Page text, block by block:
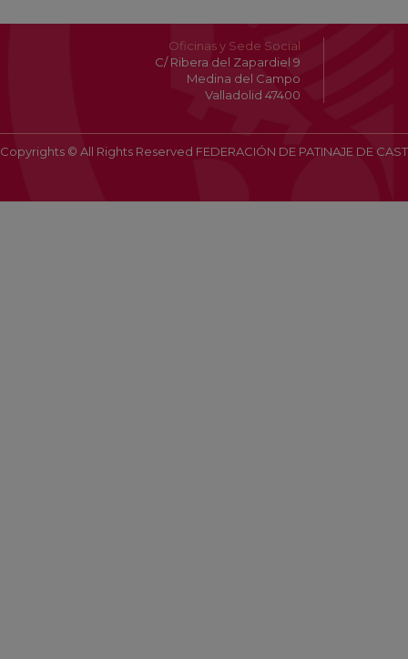
Oficinas y Sede Social
C/ Ribera del Zapardiel 9
Medina del Campo
Valladolid 47400
Copyrights © All Rights Reserved FEDERACIÓN DE PATINAJE DE